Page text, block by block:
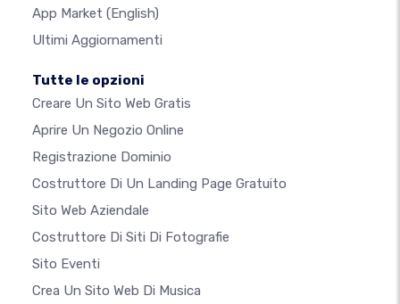
App Market (English)
Ultimi Aggiornamenti
Tutte le opzioni
Creare Un Sito Web Gratis
Aprire Un Negozio Online
Registrazione Dominio
Costruttore Di Un Landing Page Gratuito
Sito Web Aziendale
Costruttore Di Siti Di Fotografie
Sito Eventi
Crea Un Sito Web Di Musica